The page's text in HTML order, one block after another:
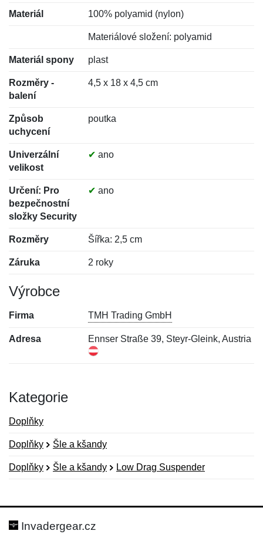
Materiál 100% polyamid (nylon)
Materiálové složení: polyamid
Materiál spony plast
Rozměry -
balení
4,5 x 18 x 4,5 cm
Způsob
uchycení
poutka
Univerzální
velikost
✔ ano
Určení: Pro
bezpečnostní
složky Security
✔ ano
Rozměry Šířka: 2,5 cm
Záruka 2 roky
Výrobce
Firma TMH Trading GmbH
Adresa Ennser Straße 39, Steyr-Gleink, Austria
Kategorie
Doplňky
Doplňky Šle a kšandy
Doplňky Šle a kšandy Low Drag Suspender
Hodnocení:
Jméno:
Invadergear.cz